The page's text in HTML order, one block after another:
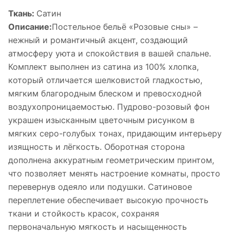
Ткань: Сатин
Описание:Постельное бельё «Розовые сны» –
нежный и романтичный акцент, создающий
атмосферу уюта и спокойствия в вашей спальне.
Комплект выполнен из сатина из 100% хлопка,
который отличается шелковистой гладкостью,
мягким благородным блеском и превосходной
воздухопроницаемостью. Пудрово-розовый фон
украшен изысканным цветочным рисунком в
мягких серо-голубых тонах, придающим интерьеру
изящность и лёгкость. Оборотная сторона
дополнена аккуратным геометрическим принтом,
что позволяет менять настроение комнаты, просто
перевернув одеяло или подушки. Сатиновое
переплетение обеспечивает высокую прочность
ткани и стойкость красок, сохраняя
первоначальную мягкость и насыщенность